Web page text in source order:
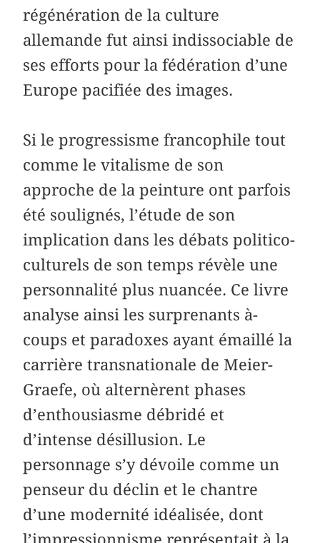
régénération de la culture
allemande fut ainsi indissociable de
ses efforts pour la fédération d’une
Europe pacifiée des images.
Si le progressisme francophile tout
comme le vitalisme de son
approche de la peinture ont parfois
été soulignés, l’étude de son
implication dans les débats politico-
culturels de son temps révèle une
personnalité plus nuancée. Ce livre
analyse ainsi les surprenants à-
coups et paradoxes ayant émaillé la
carrière transnationale de Meier-
Graefe, où alternèrent phases
d’enthousiasme débridé et
d’intense désillusion. Le
personnage s’y dévoile comme un
penseur du déclin et le chantre
d’une modernité idéalisée, dont